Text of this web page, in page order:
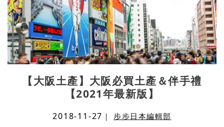
【大阪土產】大阪必買土產＆伴手禮
【2021年最新版】
2018-11-27 ｜ 步步日本編輯部